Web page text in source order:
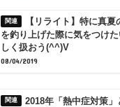
【リライト】特に真
を釣り上げた際に気をつけ
しく扱おう(^^)V
08/04/2019
2018年「熱中症対策